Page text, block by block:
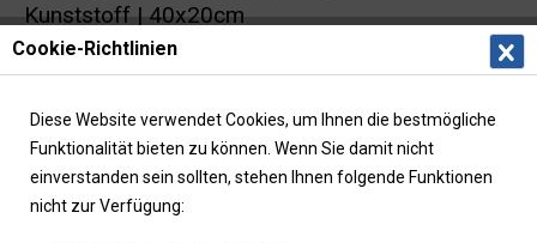
Kunststoff | 40x20cm
Cookie-Richtlinien
Diese Website verwendet Cookies, um Ihnen die bestmögliche
Funktionalität bieten zu können. Wenn Sie damit nicht
einverstanden sein sollten, stehen Ihnen folgende Funktionen
nicht zur Verfügung: